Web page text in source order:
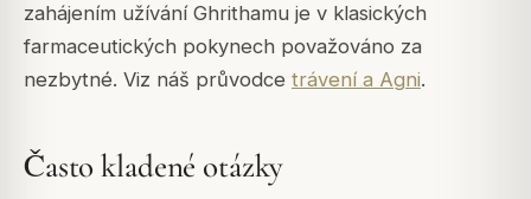
zahájením užívání Ghrithamu je v klasických
farmaceutických pokynech považováno za
nezbytné. Viz náš průvodce trávení a Agni.
Často kladené otázky